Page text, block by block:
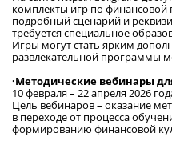
комплекты игр по финансовой
подробный сценарий и
требуется специальное
Игры могут стать ярким
развлекательной программы
·Методические вебинары
10 февраля – 22 апреля 2026
Цель вебинаров – оказание
в переходе от процесса
формированию финансовой